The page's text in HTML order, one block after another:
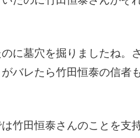
に墓穴を掘りましたね。
バレたら竹田恒泰の信者
竹田恒泰さんのことを支